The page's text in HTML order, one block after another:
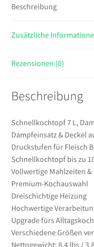
aus
Glas
3
Fleisch
Reis
Suppen
Soßen,
Schnellkochtopf
bis
zu
100
kPa
Menge
Beschreibung
Zusätzliche
Rezensionen (0)
Beschreibung
Schnellkochtopf 7 L,
Dampfeinsatz & Deckel
Druckstufen für Fleisch
Schnellkochtopf bis zu
Vollwertige Mahlzeiten
Premium-Kochauswahl
Dreischichtige Heizung
Hochwertige
Upgrade fürs
Verschiedene Größen
Nettogewicht: 8,4 lbs /